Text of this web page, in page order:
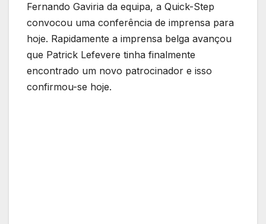
Fernando Gaviria da equipa, a Quick-Step
convocou uma conferência de imprensa para
hoje. Rapidamente a imprensa belga avançou
que Patrick Lefevere tinha finalmente
encontrado um novo patrocinador e isso
confirmou-se hoje.